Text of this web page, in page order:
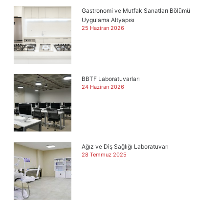
Gastronomi ve Mutfak Sanatları Bölümü
Uygulama Altyapısı
25 Haziran 2026
BBTF Laboratuvarları
24 Haziran 2026
Ağız ve Diş Sağlığı Laboratuvarı
28 Temmuz 2025